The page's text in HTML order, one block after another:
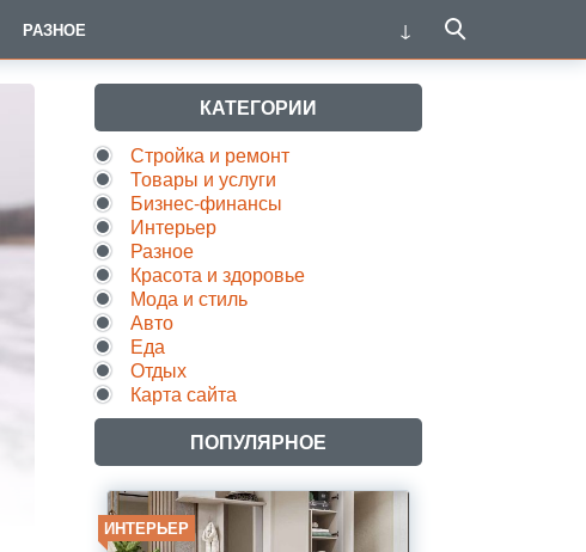
РАЗНОЕ
КАТЕГОРИИ
Стройка и ремонт
Товары и услуги
Бизнес-финансы
Интерьер
Разное
Красота и здоровье
Мода и стиль
Авто
Еда
Отдых
Карта сайта
ПОПУЛЯРНОЕ
ИНТЕРЬЕР